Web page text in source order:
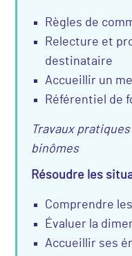
Règles de
Relecture et
destinataire
Accueillir un
Référentiel de
Travaux
binômes
Résoudre les
Comprendre
Évaluer la
Accueillir ses